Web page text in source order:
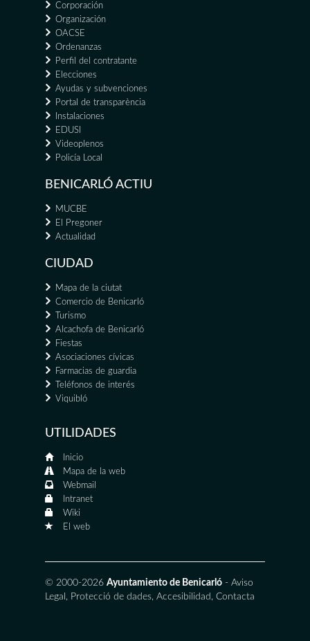
Corporación
Organización
OACSE
Ordenanzas
Perfil del contratante
Elecciones
Ayudas y subvenciones
Portal de transparència
Instalaciones
EDUSI
Videoplenos
Policía Local
BENICARLÓ ACTIU
MUCBE
El Pregoner
Actualidad
CIUDAD
Mapa de la ciutat
Comercio de Benicarló
Turismo
Alcachofa de Benicarló
Fiestas
Asociaciones cívicas
Farmacias de guardia
Teléfonos de interés
Viquibló
UTILIDADES
Inicio
Mapa de la web
Webmail
Intranet
Wiki
El web
© 2000-2026 Ayuntamiento de Benicarló - Aviso
Legal , Protecció de dades, Accesibilidad , Contacta